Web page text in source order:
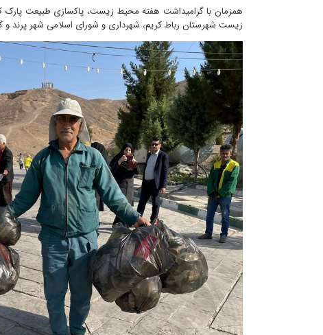
همزمان با گرامیداشت هفته محیط زیست، پاکسازی طبیعت پارک
زیست شهرستان رباط کریم، شهرداری و شورای اسلامی شهر پرند و